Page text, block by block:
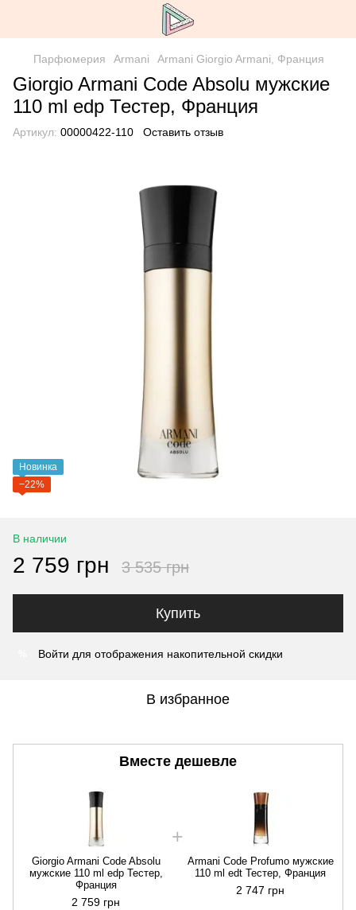
Парфюмерия Armani Armani Giorgio Armani, Франция
Giorgio Armani Code Absolu мужские
110 ml edp Тестер, Франция
Артикул: 00000422-110 Оставить отзыв
Новинка
−22%
В наличии
2 759 грн 3 535 грн
Купить
Войти для отображения накопительной скидки
В избранное
Вместе дешевле
Giorgio Armani Code Absolu
мужские 110 ml edp Тестер,
Франция
2 759 грн
Armani Code Profumo мужские
110 ml edt Тестер, Франция
2 747 грн